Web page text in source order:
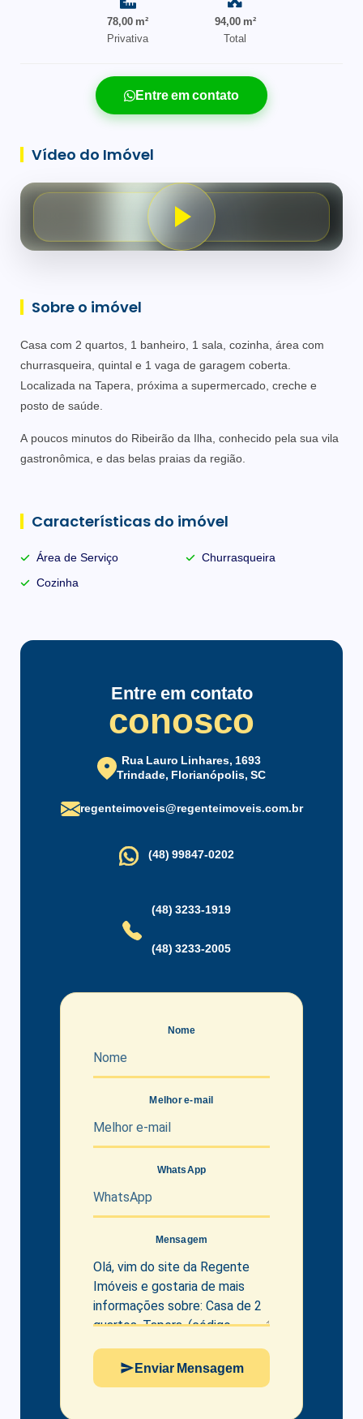
78,00 m²
Privativa
94,00 m²
Total
Entre em contato
Vídeo do Imóvel
Sobre o imóvel
Casa com 2 quartos, 1 banheiro, 1 sala, cozinha, área com
churrasqueira, quintal e 1 vaga de garagem coberta.
Localizada na Tapera, próxima a supermercado, creche e
posto de saúde.
A poucos minutos do Ribeirão da Ilha, conhecido pela sua vila
gastronômica, e das belas praias da região.
Características do imóvel
Área de Serviço
Churrasqueira
Cozinha
Entre em contato
conosco
Rua Lauro Linhares, 1693
Trindade, Florianópolis, SC
regenteimoveis@regenteimoveis.com.br
(48) 99847-0202
(48) 3233-1919
(48) 3233-2005
Nome
Melhor e-mail
WhatsApp
Mensagem
Enviar Mensagem